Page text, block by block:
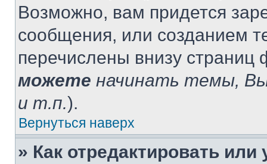
Возможно, вам придется
сообщения, или созданием
перечислены внизу
можете начинать темы,
и т.п.).
Вернуться наверх
» Как отредактировать